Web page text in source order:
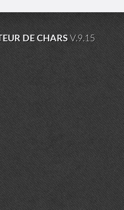
DE CHARSV.9.15